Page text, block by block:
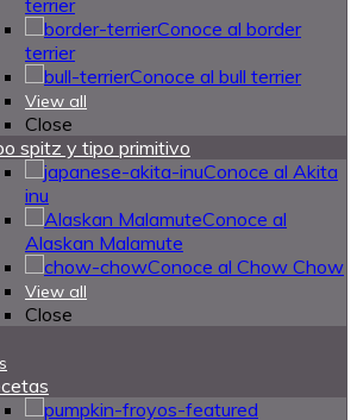
terrier
Conoce al border
terrier
Conoce al bull terrier
View all
Close
spitz y tipo primitivo
Conoce al Akita
inu
Conoce al
Alaskan Malamute
Conoce al Chow Chow
View all
Close